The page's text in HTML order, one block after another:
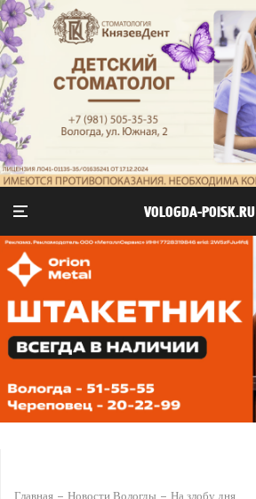
VOLOGDA-POISK.RU
Главная Новости Вологды На злобу дня